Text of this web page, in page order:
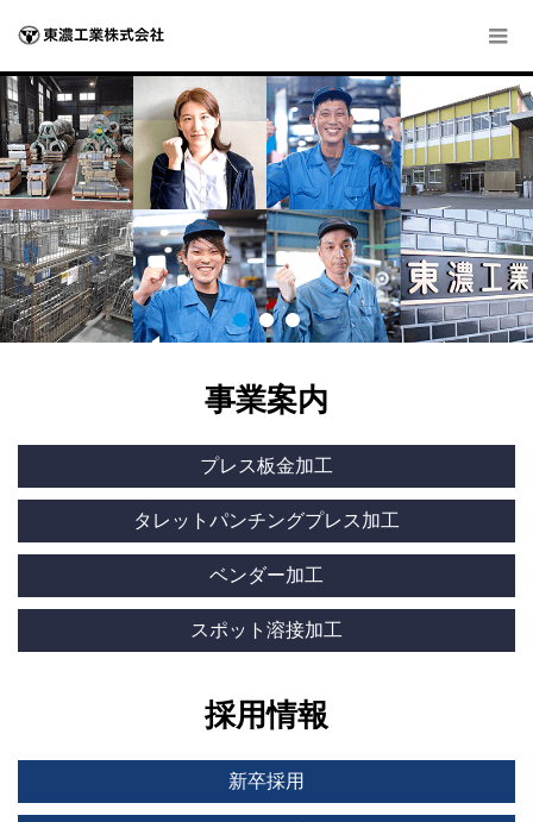
事業案内
プレス板金加工
タレットパンチングプレス加工
ベンダー加工
スポット溶接加工
採用情報
新卒採用